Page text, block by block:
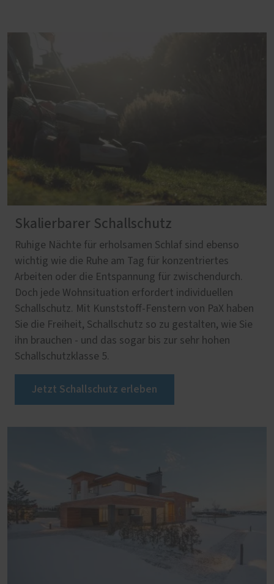
Skalierbarer Schallschutz
Ruhige Nächte für erholsamen Schlaf sind ebenso
wichtig wie die Ruhe am Tag für konzentriertes
Arbeiten oder die Entspannung für zwischendurch.
Doch jede Wohnsituation erfordert individuellen
Schallschutz. Mit Kunststoff-Fenstern von PaX haben
Sie die Freiheit, Schallschutz so zu gestalten, wie Sie
ihn brauchen - und das sogar bis zur sehr hohen
Schallschutzklasse 5.
Jetzt Schallschutz erleben